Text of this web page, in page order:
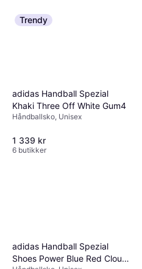
Trendy
adidas Handball Spezial
Khaki Three Off White Gum4
Håndballsko, Unisex
1 339 kr
6 butikker
adidas Handball Spezial
Shoes Power Blue Red Cloud